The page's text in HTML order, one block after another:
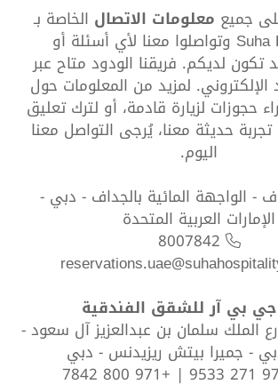
جميع معلومات الاتصال الخاصة بـ
Suha Hospitality وتواصلوا معنا لأي أسئلة أو
لديكم. فريقنا الودود متاح عبر
الإلكتروني. لمزيد من المعلومات حول
حجوزات لزيارة قادمة، أو لترك تعليق
حديثة معنا، يُرجى التواصل معنا
اليوم.
- الواجهة المائية بالجداف - دبي -
الإمارات العربية المتحدة
بي آر للشقق الفندقية
- شارع الملك سلمان بن عبدالعزيز آل سعود -
- جميرا بيتش ريزيدنس - دبي